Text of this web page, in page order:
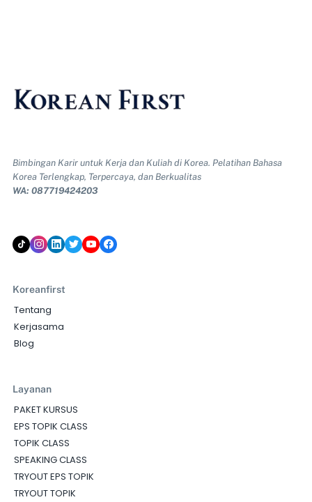
Bimbingan Karir untuk Kerja dan Kuliah di Korea. Pelatihan Bahasa
Korea Terlengkap, Terpercaya, dan Berkualitas
WA: 087719424203
Koreanfirst
Tentang
Kerjasama
Blog
Layanan
PAKET KURSUS
EPS TOPIK CLASS
TOPIK CLASS
SPEAKING CLASS
TRYOUT EPS TOPIK
TRYOUT TOPIK